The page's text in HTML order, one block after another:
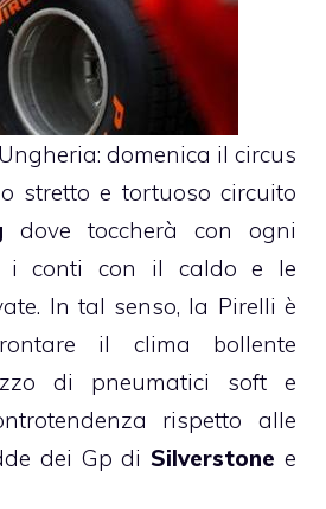
domenica il circus
stretto e tortuoso circuito
dove toccherà con ogni
i conti con il caldo e le
In tal senso, la Pirelli è
il clima bollente
di pneumatici soft e
rispetto alle
dei Gp diSilverstonee